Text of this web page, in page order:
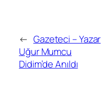
← Gazeteci – Yazar
Uğur Mumcu
Didim’de Anıldı